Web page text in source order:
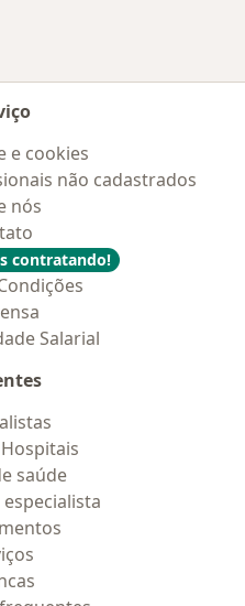
e cookies
não cadastrados
nós
contratando!
Salarial
saúde